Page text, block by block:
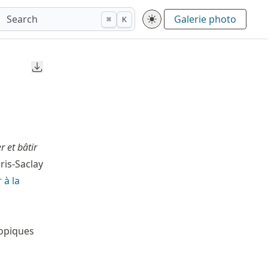
Search ⌘ K Galerie photo
Downloads
et bâtir
Saclay
à la